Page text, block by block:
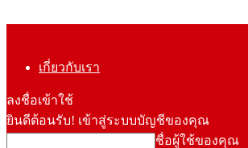
เกี่ยวกับเรา
ลงชื่อเข้าใช้
ยินดีต้อนรับ! เข้าสู่ระบบบัญชีของคุณ
ชื่อผู้ใช้ของคุณ